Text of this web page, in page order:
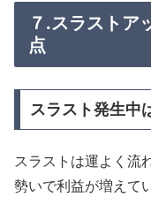
７.スラストア
点
スラスト発生中
スラストは運よく流
勢いで利益が増えて